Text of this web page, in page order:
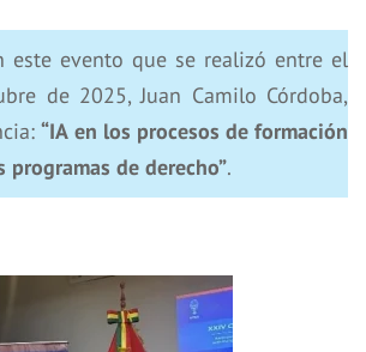
este evento que se realizó entre el
de 2025, Juan Camilo Córdoba,
“IA en los procesos de formación
programas de derecho”.